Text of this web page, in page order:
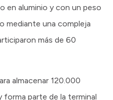
en aluminio y con un peso
mediante una compleja
más de 60
almacenar 120.000
parte de la terminal